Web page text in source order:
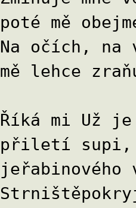
poté mě
Na očích, na
mě lehce
Říká mi Už
přiletí supi,